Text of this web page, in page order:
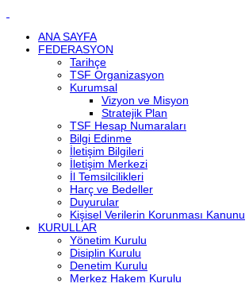
ANA SAYFA
FEDERASYON
Tarihçe
TSF Organizasyon
Kurumsal
Vizyon ve Misyon
Stratejik Plan
TSF Hesap Numaraları
Bilgi Edinme
İletişim Bilgileri
İletişim Merkezi
İl Temsilcilikleri
Harç ve Bedeller
Duyurular
Kişisel Verilerin Korunması Kanunu
KURULLAR
Yönetim Kurulu
Disiplin Kurulu
Denetim Kurulu
Merkez Hakem Kurulu